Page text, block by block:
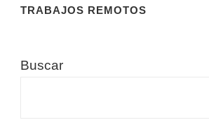
TRABAJOS REMOTOS
Buscar